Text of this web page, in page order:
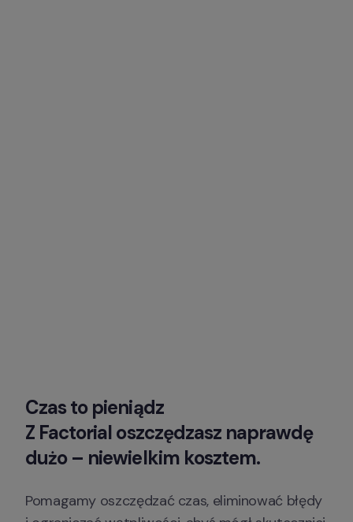
Czas to pieniądz
Z Factorial oszczędzasz naprawdę
dużo – niewielkim kosztem.
Pomagamy oszczędzać czas, eliminować błędy